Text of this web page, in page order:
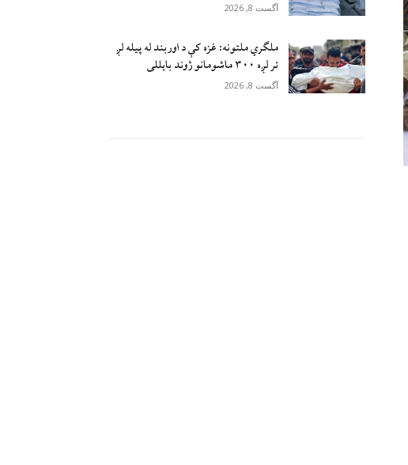
آگست 8, 2026
ملګري ملتونه: غزه کې د اوربند له پیله لږ
تر لږه ۳۰۰ ماشومانو ژوند بايللی
آگست 8, 2026